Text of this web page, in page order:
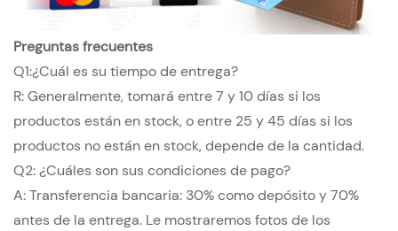
Preguntas frecuentes
Q1:¿Cuál es su tiempo de entrega?
R: Generalmente, tomará entre 7 y 10 días si los
productos están en stock, o entre 25 y 45 días si los
productos no están en stock, depende de la cantidad.
Q2: ¿Cuáles son sus condiciones de pago?
A: Transferencia bancaria: 30% como depósito y 70%
antes de la entrega. Le mostraremos fotos de los